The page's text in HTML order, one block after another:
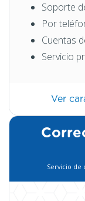
Soporte
Por
Cuentas
Servicio
Ver
Servicio de